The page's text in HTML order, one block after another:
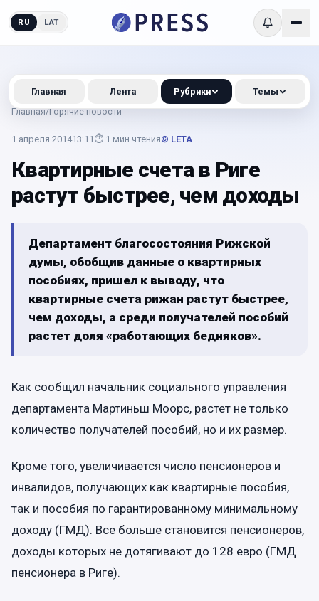
RU LAT
Главная/Горячие новости
1 апреля 201413:11 ⏱ 1 мин чтения© LETA
Квартирные счета в Риге
растут быстрее, чем доходы
Департамент благосостояния Рижской
думы, обобщив данные о квартирных
пособиях, пришел к выводу, что
квартирные счета рижан растут быстрее,
чем доходы, а среди получателей пособий
растет доля «работающих бедняков».
Как сообщил начальник социального управления
департамента Мартиньш Моорс, растет не только
количество получателей пособий, но и их размер.
Кроме того, увеличивается число пенсионеров и
инвалидов, получающих как квартирные пособия,
так и пособия по гарантированному минимальному
доходу (ГМД). Все больше становится пенсионеров,
доходы которых не дотягивают до 128 евро (ГМД
пенсионера в Риге).
Главная Лента Рубрики Темы